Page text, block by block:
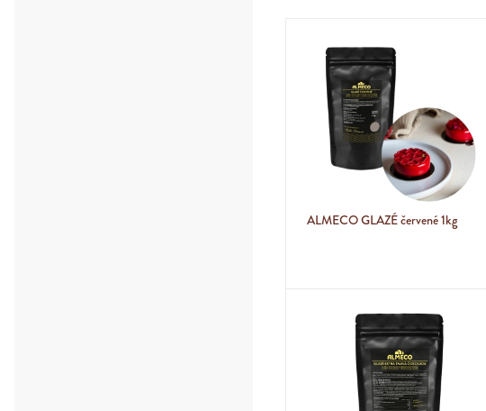
ALMECO GLAZÉ červené 1kg